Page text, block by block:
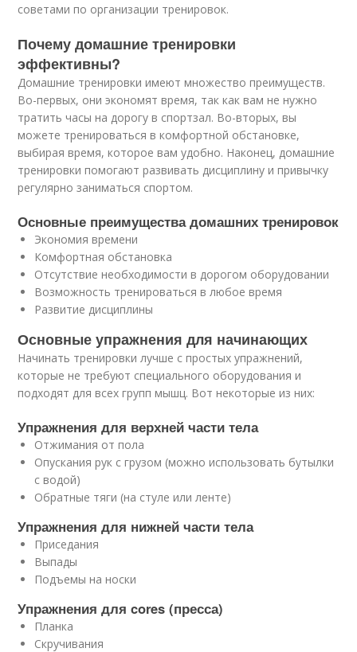
советами по организации тренировок.
Почему домашние тренировки
эффективны?
Домашние тренировки имеют множество преимуществ.
Во-первых, они экономят время, так как вам не нужно
тратить часы на дорогу в спортзал. Во-вторых, вы
можете тренироваться в комфортной обстановке,
выбирая время, которое вам удобно. Наконец, домашние
тренировки помогают развивать дисциплину и привычку
регулярно заниматься спортом.
Основные преимущества домашних тренировок
Экономия времени
Комфортная обстановка
Отсутствие необходимости в дорогом оборудовании
Возможность тренироваться в любое время
Развитие дисциплины
Основные упражнения для начинающих
Начинать тренировки лучше с простых упражнений,
которые не требуют специального оборудования и
подходят для всех групп мышц. Вот некоторые из них:
Упражнения для верхней части тела
Отжимания от пола
Опускания рук с грузом (можно использовать бутылки
с водой)
Обратные тяги (на стуле или ленте)
Упражнения для нижней части тела
Приседания
Выпады
Подъемы на носки
Упражнения для cores (пресса)
Планка
Скручивания